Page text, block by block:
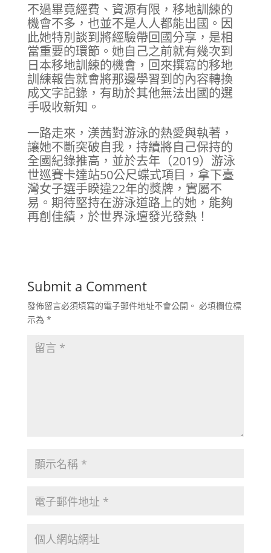
不過畢竟經費、資源有限，移地訓練的
機會不多，也並不是人人都能出國。因
此她特別談到將經驗帶回國分享，是相
當重要的環節。她自己之前就有幾次到
日本移地訓練的機會，回來撰寫的移地
訓練報告就會將那邊學習到的內容轉換
成文字記錄，有助於其他無法出國的選
手吸收新知。
一路走來，渼茜對游泳的熱愛與執著，
讓她不斷突破自我，持續將自己保持的
全國紀錄推高，並於去年（2019）游泳
世巡賽卡達站50公尺蝶式項目，拿下臺
灣女子選手睽違22年的獎牌，實屬不
易。期待堅持在游泳道路上的她，能夠
再創佳績，於世界泳壇發光發熱！
Submit a Comment
發佈留言必須填寫的電子郵件地址不會公開。 必填欄位標
示為 *